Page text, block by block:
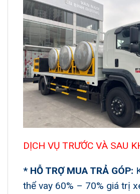
DỊCH VỤ TRƯỚC VÀ SAU
* HỖ TRỢ MUA TRẢ GÓP:
thể vay 60% – 70% giá trị